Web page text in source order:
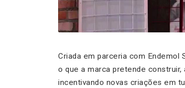
Criada em parceria com Endemol
o que a marca pretende
incentivando novas criações em